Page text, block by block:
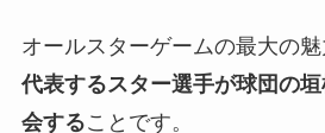
オールスターゲームの最大の魅
代表するスター選手が球団の
会することです。